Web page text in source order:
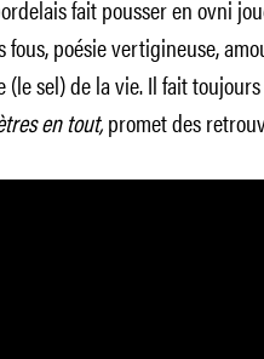
fait pousser en ovni
poésie vertigineuse,
sel) de la vie. Il fait
en tout,promet des